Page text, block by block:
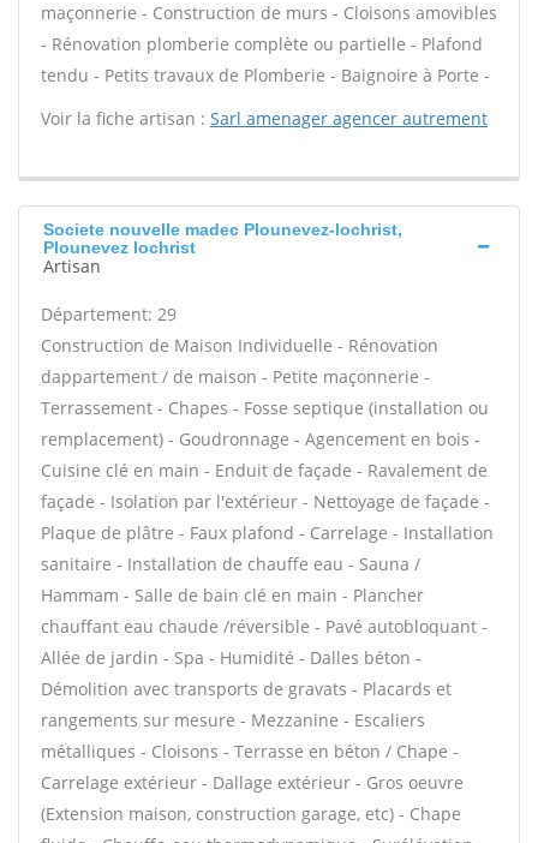
maçonnerie - Construction de murs - Cloisons amovibles
- Rénovation plomberie complète ou partielle - Plafond
tendu - Petits travaux de Plomberie - Baignoire à Porte -
Voir la fiche artisan : Sarl amenager agencer autrement
Societe nouvelle madec Plounevez-lochrist,
Plounevez lochrist
Artisan
Département: 29
Construction de Maison Individuelle - Rénovation
dappartement / de maison - Petite maçonnerie -
Terrassement - Chapes - Fosse septique (installation ou
remplacement) - Goudronnage - Agencement en bois -
Cuisine clé en main - Enduit de façade - Ravalement de
façade - Isolation par l'extérieur - Nettoyage de façade -
Plaque de plâtre - Faux plafond - Carrelage - Installation
sanitaire - Installation de chauffe eau - Sauna /
Hammam - Salle de bain clé en main - Plancher
chauffant eau chaude /réversible - Pavé autobloquant -
Allée de jardin - Spa - Humidité - Dalles béton -
Démolition avec transports de gravats - Placards et
rangements sur mesure - Mezzanine - Escaliers
métalliques - Cloisons - Terrasse en béton / Chape -
Carrelage extérieur - Dallage extérieur - Gros oeuvre
(Extension maison, construction garage, etc) - Chape